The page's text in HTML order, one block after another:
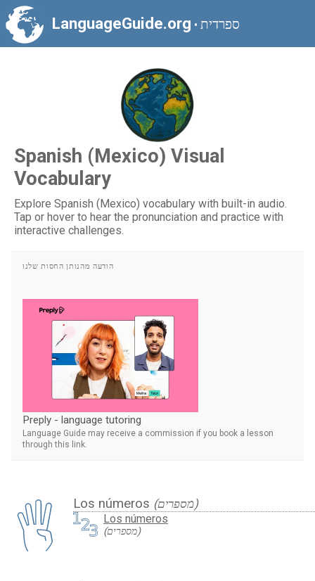
LanguageGuide.org • ספרדית
Spanish (Mexico) Visual
Vocabulary
Explore Spanish (Mexico) vocabulary with built-in audio.
Tap or hover to hear the pronunciation and practice with
interactive challenges.
Los números (מספרים)
Los números
(מספרים)
הודעה מהנותן החסות שלנו
Preply - language tutoring
Language Guide may receive a commission if you book a lesson
through this link.